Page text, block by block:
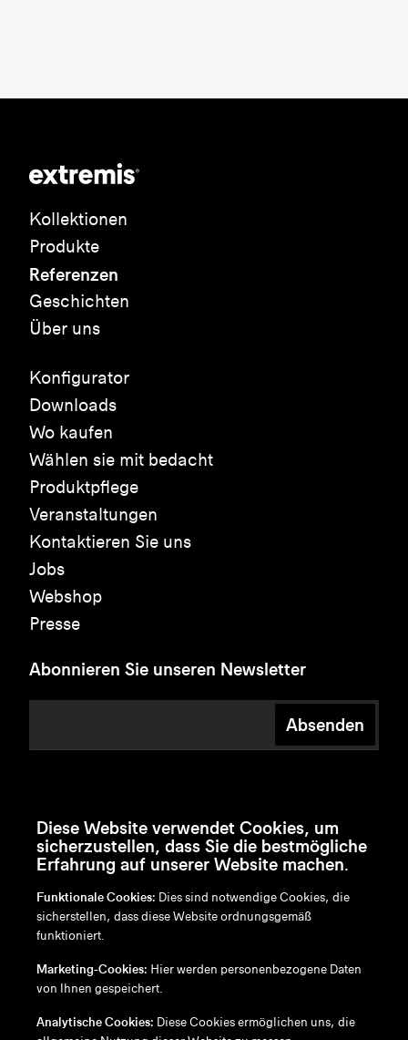
Kollektionen
Produkte
Referenzen
Geschichten
Über uns
Konfigurator
Downloads
Wo kaufen
Wählen sie mit bedacht
Produktpflege
Veranstaltungen
Kontaktieren Sie uns
Jobs
Webshop
Presse
Abonnieren Sie unseren Newsletter
Absenden
en/nl/fr/de
Disclaimer
Cookie-Richtlinie
Diese Website verwendet Cookies, um
sicherzustellen, dass Sie die bestmögliche
Erfahrung auf unserer Website machen.
Funktionale Cookies: Dies sind notwendige Cookies, die
sicherstellen, dass diese Website ordnungsgemäß
funktioniert.
Marketing-Cookies: Hier werden personenbezogene Daten
von Ihnen gespeichert.
Analytische Cookies: Diese Cookies ermöglichen uns, die